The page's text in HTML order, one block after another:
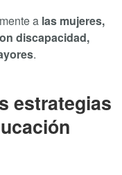
a las mujeres,
discapacidad,
.
estrategias